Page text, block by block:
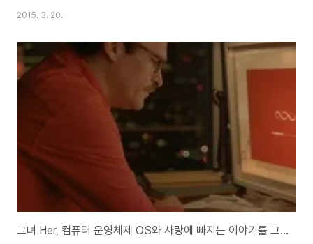
이 들더군요.요즘 같은 세상에 이런 정치인이 있었으면 하는 바램이지만, 아마
집내기로 그 빛을 제대로 발하기쉽지 않다는 생각이 드는데, 어사 박문수도 그
러한 과정을 겪으며 무진장 싸우면 살아온듯 합니다.어사 박문수 위키백과 사
전 보러가기박문수(朴文秀, 1691년 ~ 1756년)는 조선 후기의 문신(文臣),
정치가(政治家)이다. 자(字)는 성보(成甫)이고 호(號)는 기은(耆隱)이며 시
호는 충헌(忠憲)이다. 본관은 고..
2015. 3. 20.
그녀 Her, 컴퓨터 운영체제 OS와 사랑에 빠지는 이야기를 그린 영화의 줄거리와 리뷰